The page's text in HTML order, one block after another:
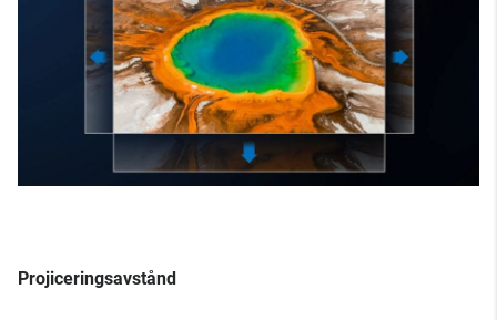
Projiceringsavstånd